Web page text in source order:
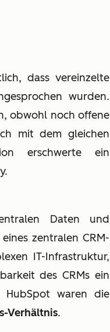
dass vereinzelte
wurden.
obwohl noch offene
mit dem gleichen
erschwerte ein
Daten und
zentralen CRM-
IT-Infrastruktur,
des CRMs ein
HubSpot waren die
Verhältnis.